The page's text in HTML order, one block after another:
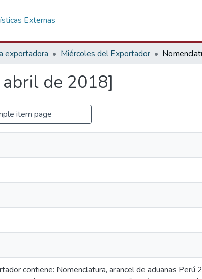
Externas
exportadora Miércoles del Exportador
de 2018]
item page
contiene: Nomenclatura, arancel de aduanas Perú